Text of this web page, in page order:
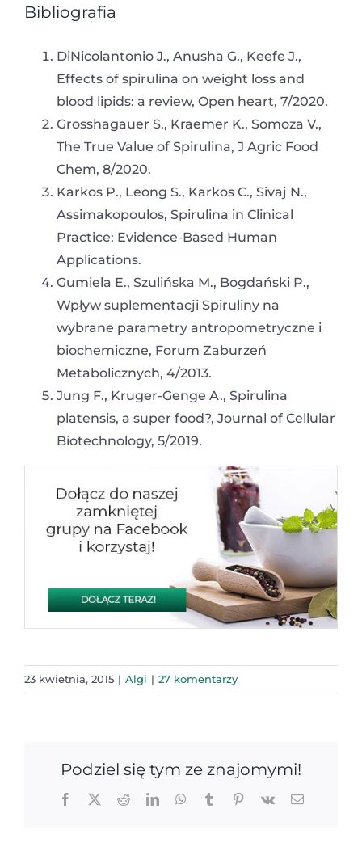
Bibliografia
DiNicolantonio J., Anusha G., Keefe J.,
Effects of spirulina on weight loss and
blood lipids: a review, Open heart, 7/2020.
Grosshagauer S., Kraemer K., Somoza V.,
The True Value of Spirulina, J Agric Food
Chem, 8/2020.
Karkos P., Leong S., Karkos C., Sivaj N.,
Assimakopoulos, Spirulina in Clinical
Practice: Evidence-Based Human
Applications.
Gumiela E., Szulińska M., Bogdański P.,
Wpływ suplementacji Spiruliny na
wybrane parametry antropometryczne i
biochemiczne, Forum Zaburzeń
Metabolicznych, 4/2013.
Jung F., Kruger-Genge A., Spirulina
platensis, a super food?, Journal of Cellular
Biotechnology, 5/2019.
23 kwietnia, 2015 | Algi | 27 komentarzy
Podziel się tym ze znajomymi!
Facebook
X RedditLinkedInWhatsApp
TumblrPinterest
Vk Email